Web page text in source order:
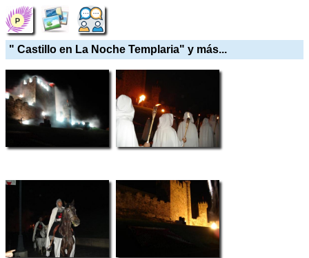
" Castillo en La Noche Templaria" y más...